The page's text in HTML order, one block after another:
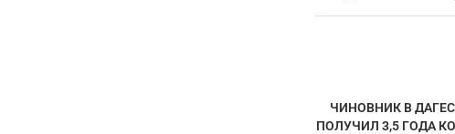
ЧИНОВНИК В
ПОЛУЧИЛ 3,5 ГОДА